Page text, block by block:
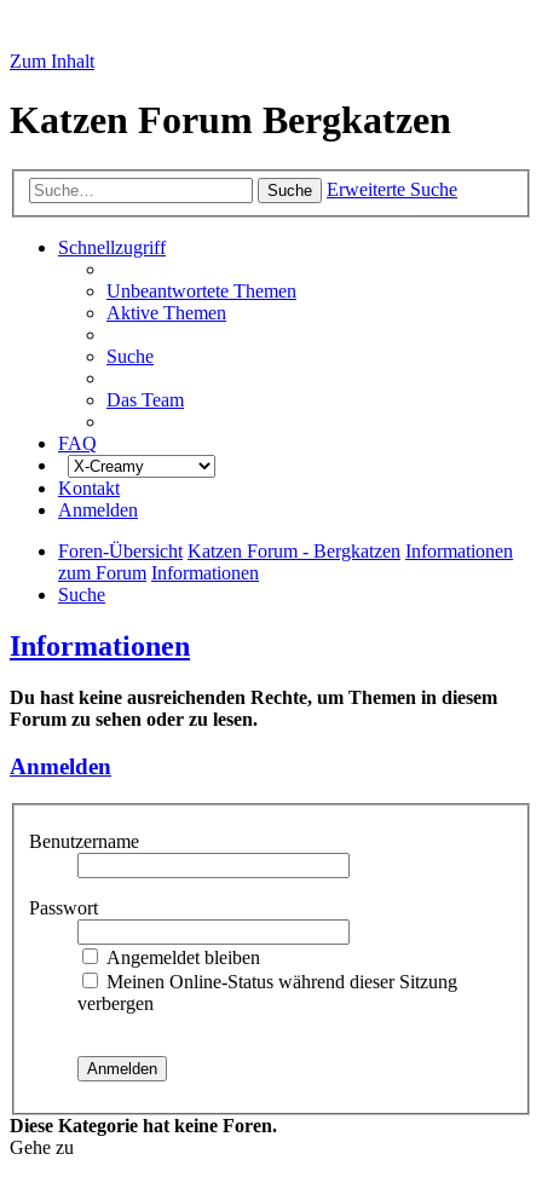
Zum Inhalt
Katzen Forum Bergkatzen
Suche Erweiterte Suche
Schnellzugriff
Unbeantwortete Themen
Aktive Themen
Suche
Das Team
FAQ
Kontakt
Anmelden
Foren-Übersicht Katzen Forum - Bergkatzen Informationen
zum Forum Informationen
Suche
Informationen
Du hast keine ausreichenden Rechte, um Themen in diesem
Forum zu sehen oder zu lesen.
Anmelden
Benutzername
Passwort
Angemeldet bleiben
Meinen Online-Status während dieser Sitzung
verbergen
Diese Kategorie hat keine Foren.
Gehe zu